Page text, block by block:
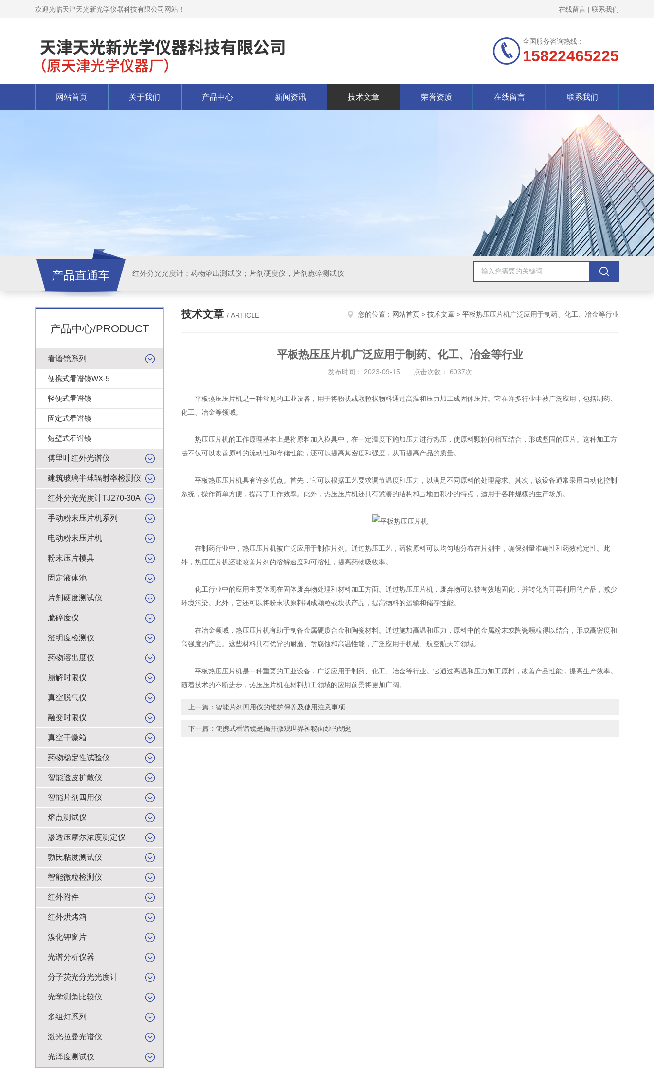
欢迎光临天津天光新光学仪器科技有限公司网站！ 在线留言 | 联系我们
全国服务咨询热线：
15822465225
网站首页 关于我们 产品中心 新闻资讯 技术文章 荣誉资质 在线留言 联系我们
产品直通车 红外分光光度计；药物溶出测试仪；片剂硬度仪，片剂脆碎测试仪
产品中心/PRODUCT
看谱镜系列
便携式看谱镜WX-5
轻便式看谱镜
固定式看谱镜
短壁式看谱镜
傅里叶红外光谱仪
建筑玻璃半球辐射率检测仪
红外分光光度计TJ270-30A
手动粉末压片机系列
电动粉末压片机
粉末压片模具
固定液体池
片剂硬度测试仪
脆碎度仪
澄明度检测仪
药物溶出度仪
崩解时限仪
真空脱气仪
融变时限仪
真空干燥箱
药物稳定性试验仪
智能透皮扩散仪
智能片剂四用仪
熔点测试仪
渗透压摩尔浓度测定仪
勃氏粘度测试仪
智能微粒检测仪
红外附件
红外烘烤箱
溴化钾窗片
光谱分析仪器
分子荧光分光光度计
光学测角比较仪
多组灯系列
激光拉曼光谱仪
光泽度测试仪
技术文章 / ARTICLE 您的位置： 网站首页 > 技术文章 > 平板热压压片机广泛应用于制药、化工、冶金等行业
平板热压压片机广泛应用于制药、化工、冶金等行业
发布时间： 2023-09-15 点击次数： 6037次
平板热压压片机是一种常见的工业设备，用于将粉状或颗粒状物料通过高温和压力加工成固体压片。它在许多行业中被广泛应用，包括制药、
化工、冶金等领域。
热压压片机的工作原理基本上是将原料加入模具中，在一定温度下施加压力进行热压，使原料颗粒间相互结合，形成坚固的压片。这种加工方
法不仅可以改善原料的流动性和存储性能，还可以提高其密度和强度，从而提高产品的质量。
平板热压压片机具有许多优点。首先，它可以根据工艺要求调节温度和压力，以满足不同原料的处理需求。其次，该设备通常采用自动化控制
系统，操作简单方便，提高了工作效率。此外，热压压片机还具有紧凑的结构和占地面积小的特点，适用于各种规模的生产场所。
在制药行业中，热压压片机被广泛应用于制作片剂。通过热压工艺，药物原料可以均匀地分布在片剂中，确保剂量准确性和药效稳定性。此
外，热压压片机还能改善片剂的溶解速度和可溶性，提高药物吸收率。
化工行业中的应用主要体现在固体废弃物处理和材料加工方面。通过热压压片机，废弃物可以被有效地固化，并转化为可再利用的产品，减少
环境污染。此外，它还可以将粉末状原料制成颗粒或块状产品，提高物料的运输和储存性能。
在冶金领域，热压压片机有助于制备金属硬质合金和陶瓷材料。通过施加高温和压力，原料中的金属粉末或陶瓷颗粒得以结合，形成高密度和
高强度的产品。这些材料具有优异的耐磨、耐腐蚀和高温性能，广泛应用于机械、航空航天等领域。
平板热压压片机是一种重要的工业设备，广泛应用于制药、化工、冶金等行业。它通过高温和压力加工原料，改善产品性能，提高生产效率。
随着技术的不断进步，热压压片机在材料加工领域的应用前景将更加广阔。
上一篇： 智能片剂四用仪的维护保养及使用注意事项
下一篇： 便携式看谱镜是揭开微观世界神秘面纱的钥匙